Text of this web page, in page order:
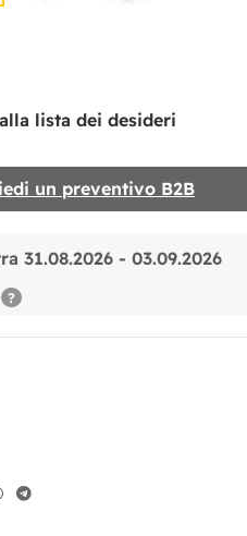
lista dei desideri
un preventivo B2B
31.08.2026 - 03.09.2026